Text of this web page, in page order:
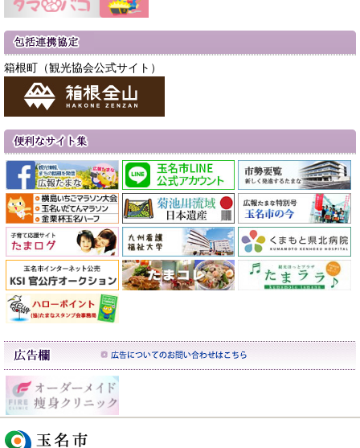
箱根町（観光協会公式サイト）